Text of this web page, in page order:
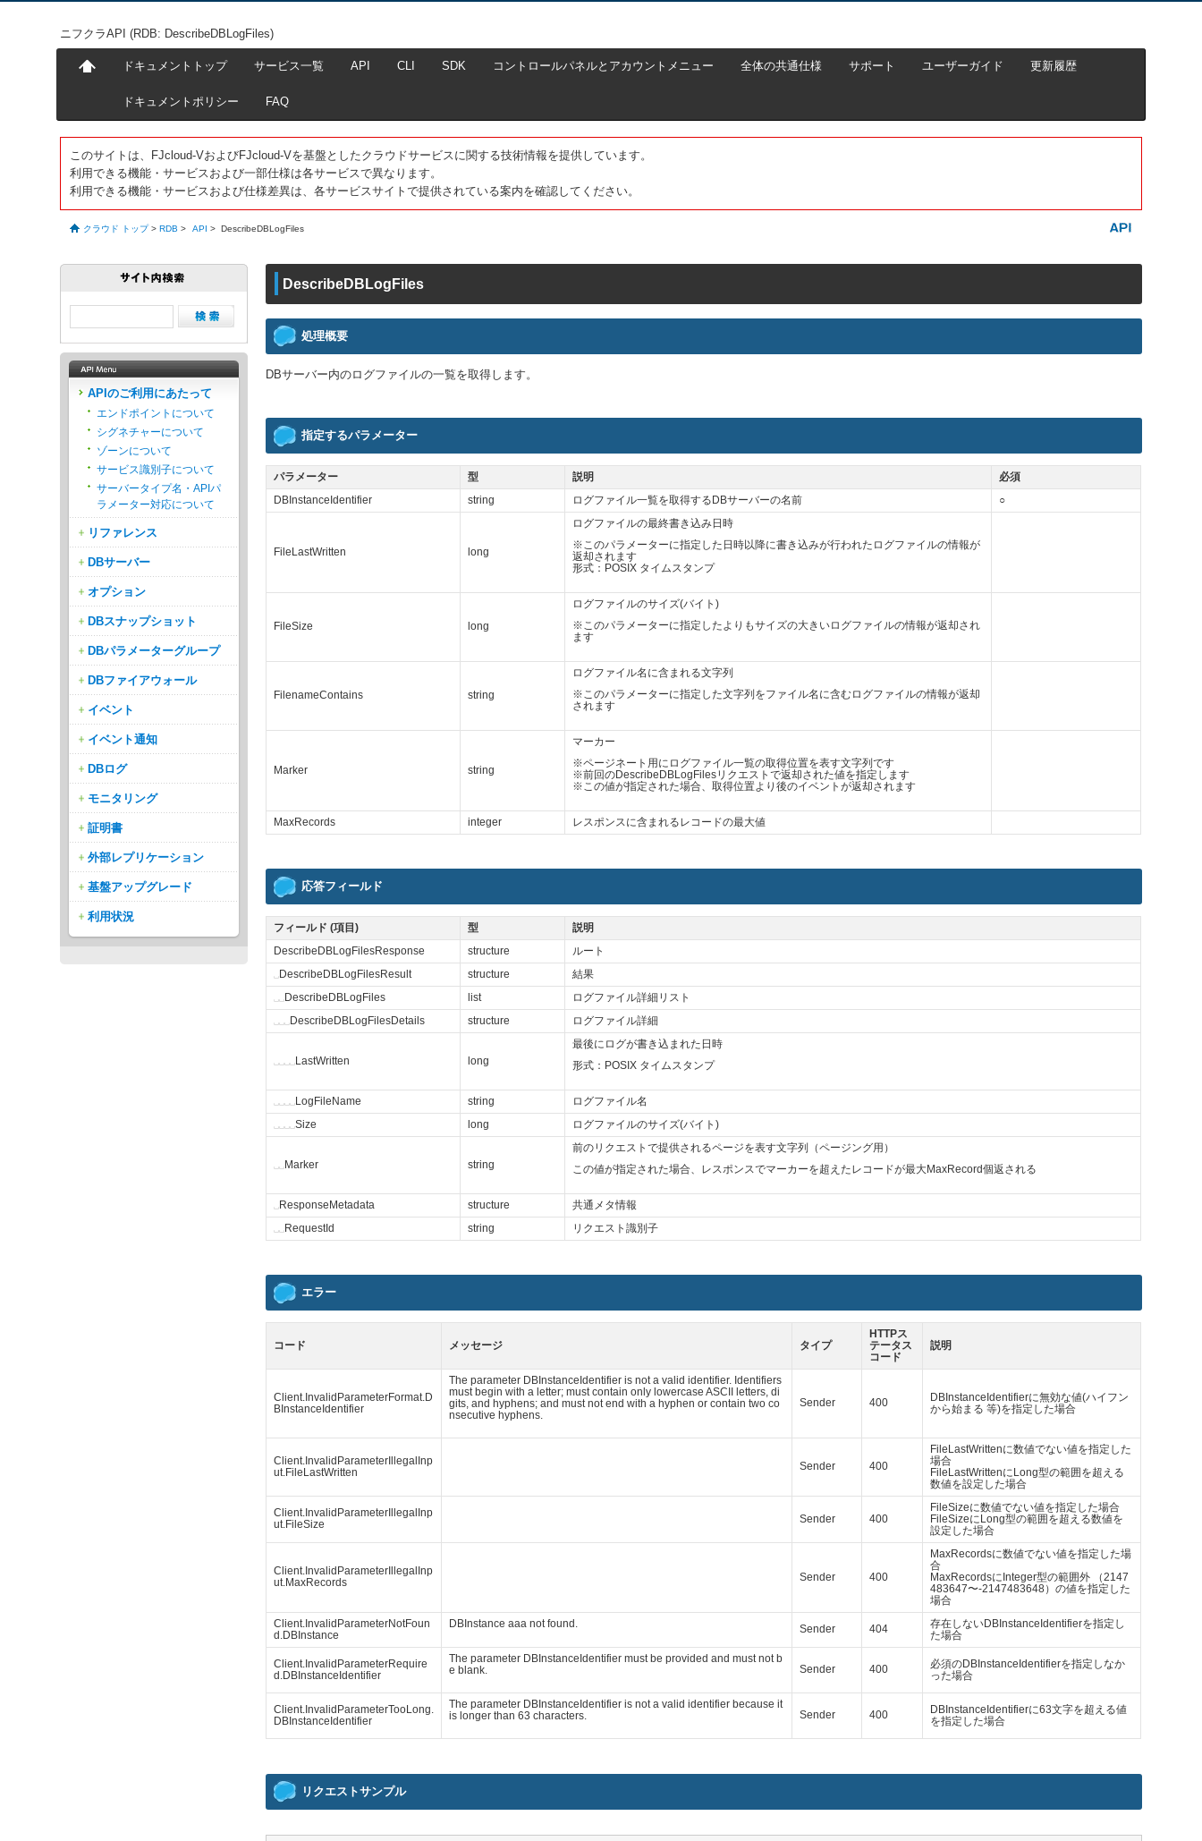
ニフクラAPI (RDB: DescribeDBLogFiles)
ドキュメントトップ サービス一覧 API CLI SDK コントロールパネルとアカウントメニュー 全体の共通仕様 サポート ユーザーガイド 更新履歴
ドキュメントポリシー FAQ
このサイトは、FJcloud-VおよびFJcloud-Vを基盤としたクラウドサービスに関する技術情報を提供しています。
利用できる機能・サービスおよび一部仕様は各サービスで異なります。
利用できる機能・サービスおよび仕様差異は、各サービスサイトで提供されている案内を確認してください。
クラウド トップ > RDB > API > DescribeDBLogFiles
DescribeDBLogFiles
処理概要
DBサーバー内のログファイルの一覧を取得します。
指定するパラメーター
パラメーター 型 説明 必須
DBInstanceIdentifier string ログファイル一覧を取得するDBサーバーの名前 ○
FileLastWritten long
ログファイルの最終書き込み日時
※このパラメーターに指定した日時以降に書き込みが行われたログファイルの情報が
返却されます
形式：POSIX タイムスタンプ
FileSize long
ログファイルのサイズ(バイト)
※このパラメーターに指定したよりもサイズの大きいログファイルの情報が返却され
ます
FilenameContains string
ログファイル名に含まれる文字列
※このパラメーターに指定した文字列をファイル名に含むログファイルの情報が返却
されます
Marker string
マーカー
※ページネート用にログファイル一覧の取得位置を表す文字列です
※前回のDescribeDBLogFilesリクエストで返却された値を指定します
※この値が指定された場合、取得位置より後のイベントが返却されます
MaxRecords integer レスポンスに含まれるレコードの最大値
応答フィールド
フィールド (項目) 型 説明
DescribeDBLogFilesResponse structure ルート
␣DescribeDBLogFilesResult structure 結果
␣␣DescribeDBLogFiles list ログファイル詳細リスト
␣␣␣DescribeDBLogFilesDetails structure ログファイル詳細
␣␣␣␣ LastWritten long
最後にログが書き込まれた日時
形式：POSIX タイムスタンプ
␣␣␣␣ LogFileName string ログファイル名
␣␣␣␣Size long ログファイルのサイズ(バイト)
␣␣Marker string
前のリクエストで提供されるページを表す文字列（ページング用）
この値が指定された場合、レスポンスでマーカーを超えたレコードが最大MaxRecord個返される
␣ResponseMetadata structure 共通メタ情報
␣␣RequestId string リクエスト識別子
エラー
コード メッセージ タイプ
HTTPス
テータス
コード
説明
Client.InvalidParameterFormat.D
BInstanceIdentifier
The parameter DBInstanceIdentifier is not a valid identifier. Identifiers
must begin with a letter; must contain only lowercase ASCII letters, di
gits, and hyphens; and must not end with a hyphen or contain two co
nsecutive hyphens.
Sender 400
DBInstanceIdentifierに無効な値(ハイフン
から始まる 等)を指定した場合
Client.InvalidParameterIllegalInp
ut.FileLastWritten
Sender 400
FileLastWrittenに数値でない値を指定した
場合
FileLastWrittenにLong型の範囲を超える
数値を設定した場合
Client.InvalidParameterIllegalInp
ut.FileSize
Sender 400
FileSizeに数値でない値を指定した場合
FileSizeにLong型の範囲を超える数値を
設定した場合
Client.InvalidParameterIllegalInp
ut.MaxRecords
Sender 400
MaxRecordsに数値でない値を指定した場
合
MaxRecordsにInteger型の範囲外 （2147
483647〜-2147483648）の値を指定した
場合
Client.InvalidParameterNotFoun
d.DBInstance
DBInstance aaa not found. Sender 404
存在しないDBInstanceIdentifierを指定し
た場合
Client.InvalidParameterRequire
d.DBInstanceIdentifier
The parameter DBInstanceIdentifier must be provided and must not b
e blank.
Sender 400
必須のDBInstanceIdentifierを指定しなか
った場合
Client.InvalidParameterTooLong.
DBInstanceIdentifier
The parameter DBInstanceIdentifier is not a valid identifier because it
is longer than 63 characters.
Sender 400
DBInstanceIdentifierに63文字を超える値
を指定した場合
リクエストサンプル
APIのご利用にあたって
エンドポイントについて
シグネチャーについて
ゾーンについて
サービス識別子について
サーバータイプ名・APIパ
ラメーター対応について
リファレンス
DBサーバー
オプション
DBスナップショット
DBパラメーターグループ
DBファイアウォール
イベント
イベント通知
DBログ
モニタリング
証明書
外部レプリケーション
基盤アップグレード
利用状況